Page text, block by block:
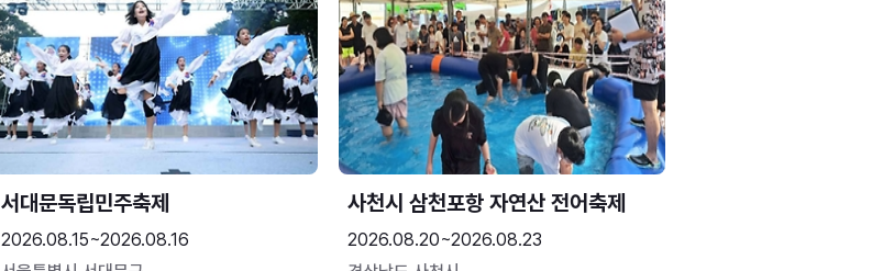
서대문독립민주축제
2026.08.15~2026.08.16
사천시 삼천포항 자연산 전어축제
2026.08.20~2026.08.23